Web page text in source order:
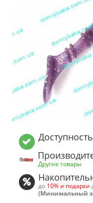
Другие товары
до 10% и подарки
(Минимальный